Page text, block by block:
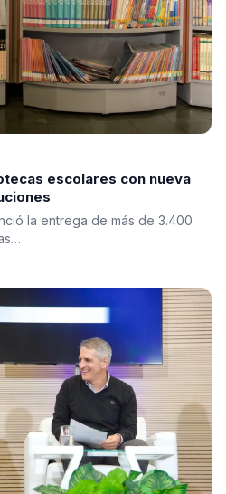
escolares con nueva
la entrega de más de 3.400